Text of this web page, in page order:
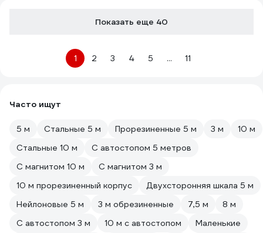
Показать еще 40
1 2 3 4 5 ... 11
Часто ищут
5 м Стальные 5 м Прорезиненные 5 м 3 м
10 м
Стальные 10 м
С автостопом 5 метров
С магнитом 10 м
С магнитом 3 м
10 м прорезиненный корпус
Двухсторонняя шкала 5 м
Нейлоновые 5 м
3 м обрезиненные 7,5 м
8 м
С автостопом 3 м
10 м с автостопом
Маленькие